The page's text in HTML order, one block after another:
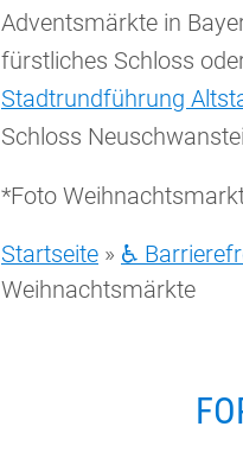
Adventsmärkte in
fürstliches Schloss
Stadtrundführung
Schloss
*Foto
Startseite » ♿
Weihnachtsmärkte